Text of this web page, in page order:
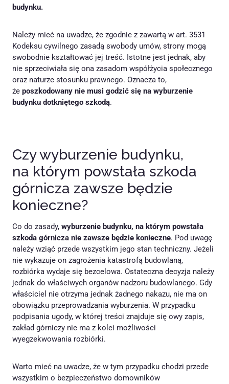
budynku.
Należy mieć na uwadze, że zgodnie z zawartą w art. 3531
Kodeksu cywilnego zasadą swobody umów, strony mogą
swobodnie kształtować jej treść. Istotne jest jednak, aby
nie sprzeciwiała się ona zasadom współżycia społecznego
oraz naturze stosunku prawnego. Oznacza to,
że poszkodowany nie musi godzić się na wyburzenie
budynku dotkniętego szkodą.
Czy wyburzenie budynku,
na którym powstała szkoda
górnicza zawsze będzie
konieczne?
Co do zasady, wyburzenie budynku, na którym powstała
szkoda górnicza nie zawsze będzie konieczne. Pod uwagę
należy wziąć przede wszystkim jego stan techniczny. Jeżeli
nie wykazuje on zagrożenia katastrofą budowlaną,
rozbiórka wydaje się bezcelowa. Ostateczna decyzja należy
jednak do właściwych organów nadzoru budowlanego. Gdy
właściciel nie otrzyma jednak żadnego nakazu, nie ma on
obowiązku przeprowadzania wyburzenia. W przypadku
podpisania ugody, w której treści znajduje się owy zapis,
zakład górniczy nie ma z kolei możliwości
wyegzekwowania rozbiórki.
Warto mieć na uwadze, że w tym przypadku chodzi przede
wszystkim o bezpieczeństwo domowników